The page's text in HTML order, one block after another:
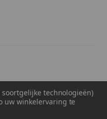
technologieën)
uw winkelervaring te